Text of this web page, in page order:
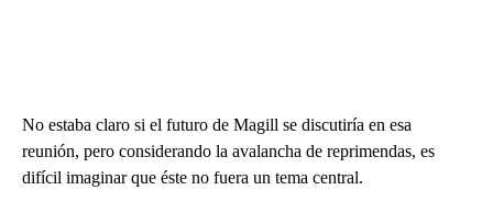
No estaba claro si el futuro de Magill se discutiría en esa
reunión, pero considerando la avalancha de reprimendas, es
difícil imaginar que éste no fuera un tema central.